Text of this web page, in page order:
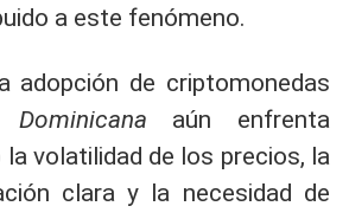
a este fenómeno.
adopción de criptomonedas
Dominicana aún enfrenta
volatilidad de los precios, la
clara y la necesidad de